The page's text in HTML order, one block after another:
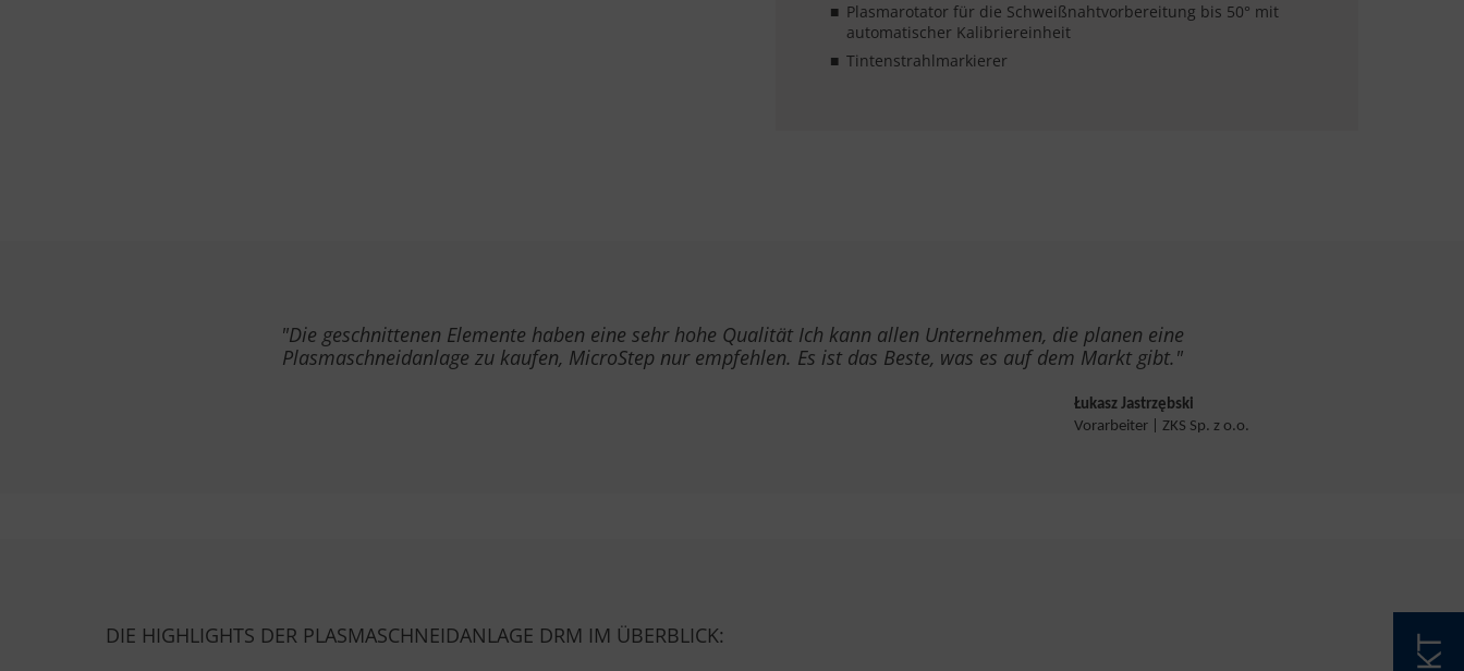
Plasmarotator für die Schweißnahtvorbereitung bis 50° mit
automatischer Kalibriereinheit
Tintenstrahlmarkierer
"Die geschnittenen Elemente haben eine sehr hohe Qualität Ich kann allen Unternehmen, die planen eine
Plasmaschneidanlage zu kaufen, MicroStep nur empfehlen. Es ist das Beste, was es auf dem Markt gibt."
Łukasz Jastrzębski
Vorarbeiter | ZKS Sp. z o.o.
DIE HIGHLIGHTS DER PLASMASCHNEIDANLAGE DRM IM ÜBERBLICK: